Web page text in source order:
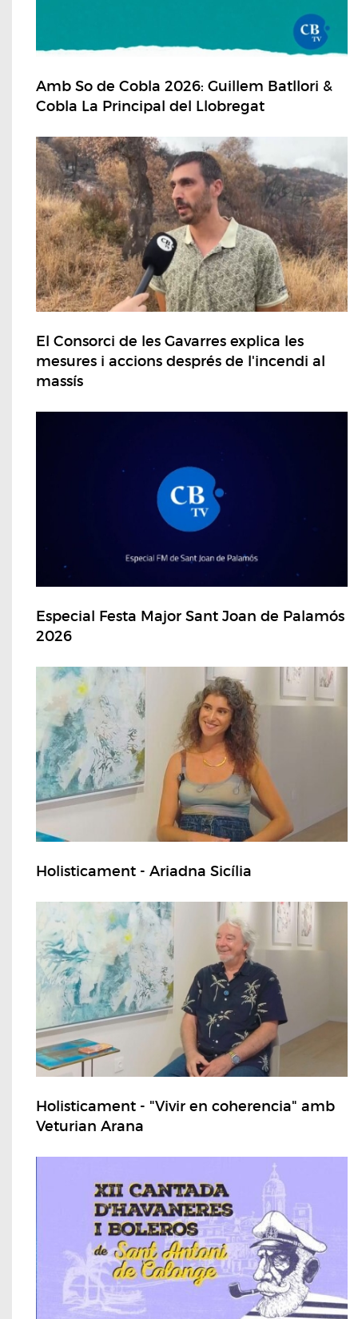
Amb So de Cobla 2026: Guillem Batllori &
Cobla La Principal del Llobregat
El Consorci de les Gavarres explica les
mesures i accions després de l'incendi al
massís
Especial Festa Major Sant Joan de Palamós
2026
Holisticament - Ariadna Sicília
Holisticament - "Vivir en coherencia" amb
Veturian Arana